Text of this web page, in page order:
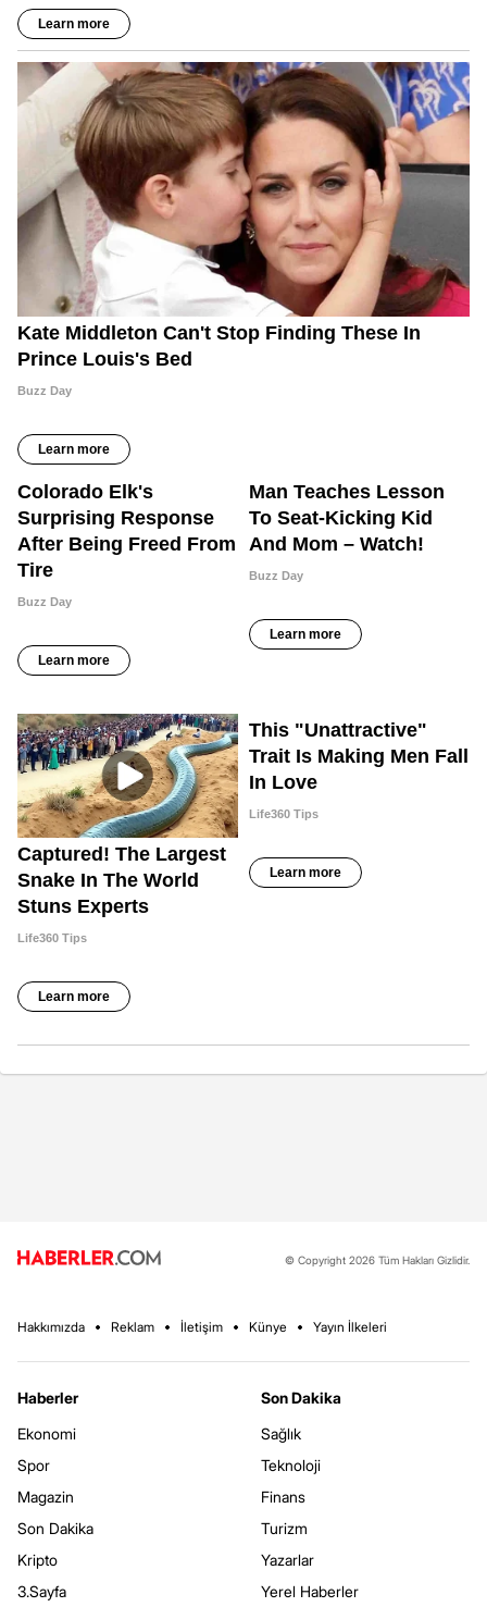
© Copyright 2026 Tüm Hakları Gizlidir.
Hakkımızda Reklam İletişim Künye Yayın İlkeleri
Haberler
Ekonomi
Spor
Magazin
Son Dakika
Kripto
3.Sayfa
Son Dakika
Sağlık
Teknoloji
Finans
Turizm
Yazarlar
Yerel Haberler